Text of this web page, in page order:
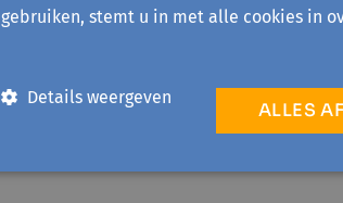
€ 1
gebruiken, stemt u in met alle cookies in
ALLES
Details weergeven